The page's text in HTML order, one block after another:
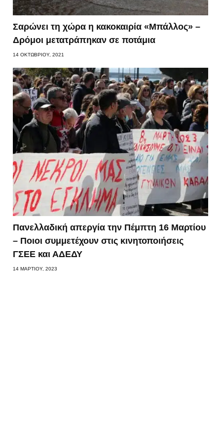
Σαρώνει τη χώρα η κακοκαιρία «Μπάλλος» –
Δρόμοι μετατράπηκαν σε ποτάμια
14 ΟΚΤΩΒΡΊΟΥ, 2021
Πανελλαδική απεργία την Πέμπτη 16 Μαρτίου
– Ποιοι συμμετέχουν στις κινητοποιήσεις
ΓΣΕΕ και ΑΔΕΔΥ
14 ΜΑΡΤΊΟΥ, 2023